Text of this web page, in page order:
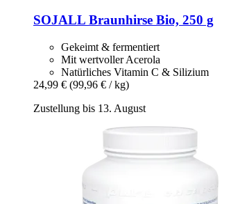
SOJALL Braunhirse Bio, 250 g
Gekeimt & fermentiert
Mit wertvoller Acerola
Natürliches Vitamin C & Silizium
24,99 € (99,96 € / kg)
Zustellung bis 13. August